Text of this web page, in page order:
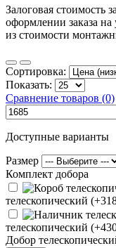
Залоговая стоимость
оформлении заказа
из стоимости
Сортировка:
Показать:
Сравнение товаров (0)
Доступные варианты
Размер
Комплект добора
телескопический
телескопический
Добор